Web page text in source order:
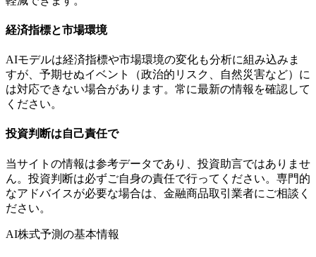
経済指標と市場環境
AIモデルは経済指標や市場環境の変化も分析に組み込みま
すが、予期せぬイベント（政治的リスク、自然災害など）に
は対応できない場合があります。常に最新の情報を確認して
ください。
投資判断は自己責任で
当サイトの情報は参考データであり、投資助言ではありませ
ん。投資判断は必ずご自身の責任で行ってください。専門的
なアドバイスが必要な場合は、金融商品取引業者にご相談く
ださい。
AI株式予測の基本情報